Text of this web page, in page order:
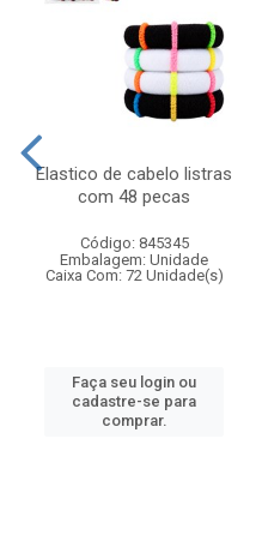
Elastico de cabelo listras
com 48 pecas
Código: 845345
Embalagem: Unidade
Caixa Com: 72 Unidade(s)
Faça seu login ou
cadastre-se para
comprar.